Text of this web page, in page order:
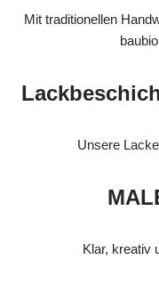
Mit traditionellen
Unsere
Klar, kreativ